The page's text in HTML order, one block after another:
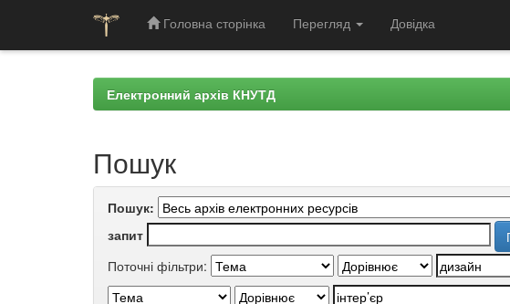
Головна сторінка Перегляд Довідка
Електронний архів КНУТД
Пошук
Пошук:
запит
Поточні фільтри: